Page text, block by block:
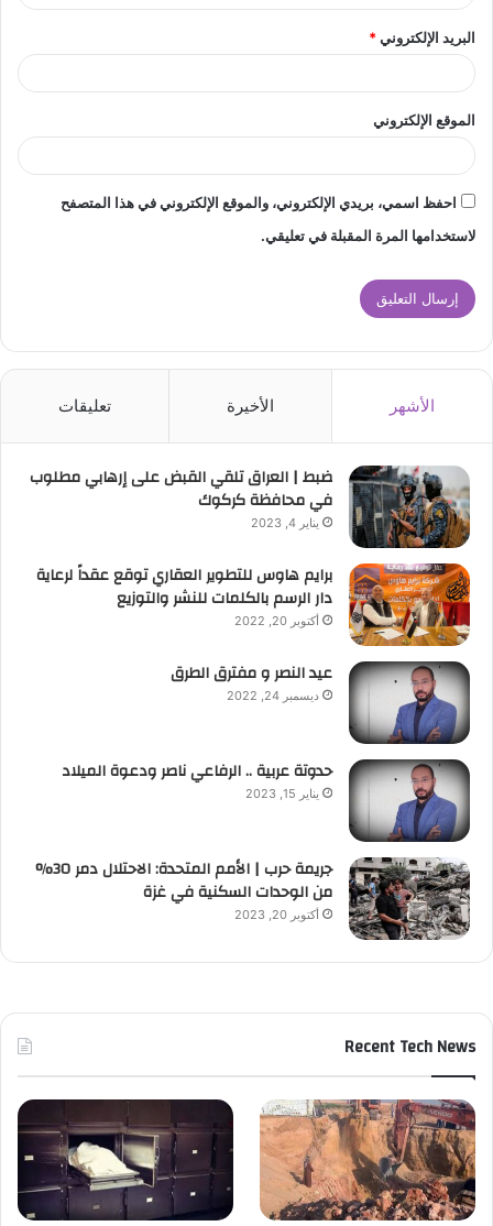
البريد الإلكتروني*
الموقع الإلكتروني
احفظ اسمي، بريدي الإلكتروني، والموقع الإلكتروني في هذا المتصفح
لاستخدامها المرة المقبلة في تعليقي.
الأشهر الأخيرة تعليقات
ضبط | العراق تلقي القبض على إرهابي مطلوب
في محافظة كركوك
يناير 4, 2023
برايم هاوس للتطوير العقاري توقع عقداً لرعاية
دار الرسم بالكلمات للنشر والتوزيع
أكتوبر 20, 2022
عيد النصر و مفترق الطرق
ديسمبر 24, 2022
حدوتة عربية .. الرفاعي ناصر ودعوة الميلاد
يناير 15, 2023
جريمة حرب | الأمم المتحدة: الاحتلال دمر 30%
من الوحدات السكنية في غزة
أكتوبر 20, 2023
Recent Tech News